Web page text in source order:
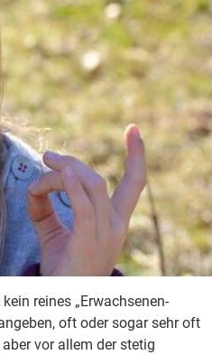
reines „Erwachsenen-
oft oder sogar sehr oft
vor allem der stetig